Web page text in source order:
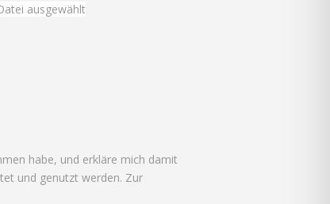
ausgewählt
habe, und erkläre mich damit
und genutzt werden. Zur